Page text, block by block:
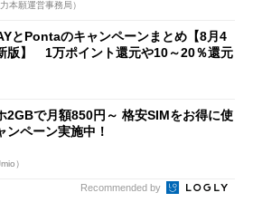
本願運営事務局）
とPontaのキャンペーンまとめ【8月4
版】 1万ポイント還元や10～20％還元
2GBで月額850円～ 格安SIMをお得に使
ンペーン実施中！
）
Recommended by